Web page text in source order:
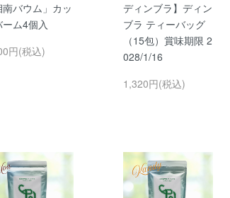
南バウム」カッ
ーム4個入
円(税込)
ディンブラ】ディン
ブラ ティーバッグ
（15包）賞味期限 2
028/1/16
1,320円(税込)